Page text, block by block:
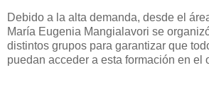
Debido a la alta demanda, desde el
María Eugenia Mangialavori se
distintos grupos para garantizar que
puedan acceder a esta formación en el